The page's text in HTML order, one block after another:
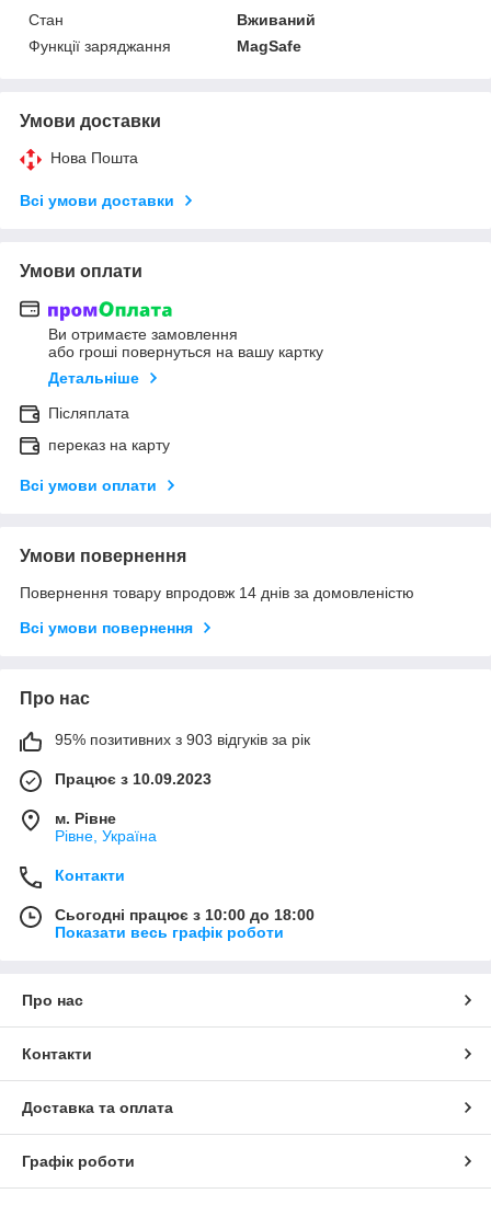
Стан
Вживаний
Функції заряджання
MagSafe
Умови доставки
Нова Пошта
Всі умови доставки
Умови оплати
Ви отримаєте замовлення
або гроші повернуться на вашу картку
Детальніше
Післяплата
переказ на карту
Всі умови оплати
Умови повернення
Повернення товару впродовж 14 днів за домовленістю
Всі умови повернення
Про нас
95% позитивних з 903 відгуків за рік
Працює з 10.09.2023
м. Рівне
Рівне, Україна
Контакти
Сьогодні працює з 10:00 до 18:00
Показати весь графік роботи
Про нас
Контакти
Доставка та оплата
Графік роботи